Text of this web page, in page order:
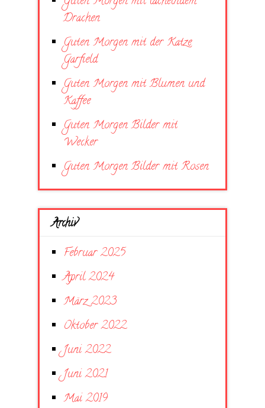
Drachen
Guten Morgen mit der Katze
Garfield
Guten Morgen mit Blumen und
Kaffee
Guten Morgen Bilder mit
Wecker
Guten Morgen Bilder mit Rosen
Archiv
Februar 2025
April 2024
März 2023
Oktober 2022
Juni 2022
Juni 2021
Mai 2019